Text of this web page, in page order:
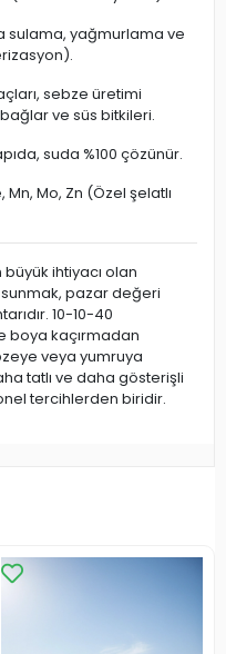
sulama, yağmurlama ve
sebze üretimi
ve süs bitkileri.
suda %100 çözünür.
Mn, Mo, Zn (Özel şelatlı
ihtiyacı olan
pazar değeri
10-10-40
boya kaçırmadan
veya yumruya
tatlı ve daha gösterişli
tercihlerden biridir.